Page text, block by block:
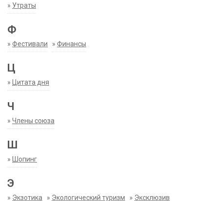
» Утраты
Ф
» Фестивали » Финансы
Ц
» Цитата дня
Ч
» Члены союза
Ш
» Шопинг
Э
» Экзотика » Экологический туризм » Эксклюзив